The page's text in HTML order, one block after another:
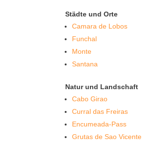
Städte und Orte
Camara de Lobos
Funchal
Monte
Santana
Natur und Landschaft
Cabo Girao
Curral das Freiras
Encumeada-Pass
Grutas de Sao Vicente